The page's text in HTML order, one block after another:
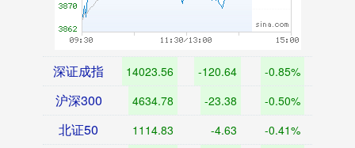
深证成指 14023.56 -120.64 -0.85%
沪深300 4634.78 -23.38 -0.50%
北证50 1114.83 -4.63 -0.41%